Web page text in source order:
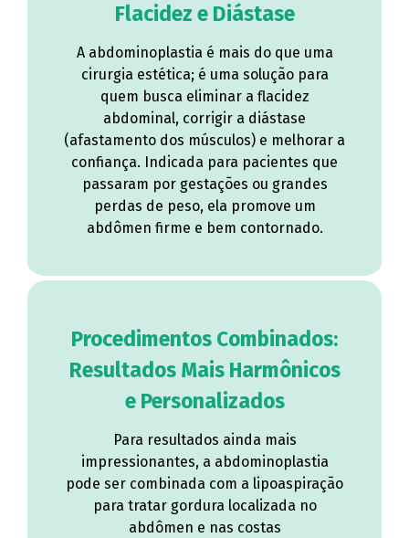
Flacidez e Diástase
A abdominoplastia é mais do que uma
cirurgia estética; é uma solução para
quem busca eliminar a flacidez
abdominal, corrigir a diástase
(afastamento dos músculos) e melhorar a
confiança. Indicada para pacientes que
passaram por gestações ou grandes
perdas de peso, ela promove um
abdômen firme e bem contornado.
Procedimentos Combinados:
Resultados Mais Harmônicos
e Personalizados
Para resultados ainda mais
impressionantes, a abdominoplastia
pode ser combinada com a lipoaspiração
para tratar gordura localizada no
abdômen e nas costas